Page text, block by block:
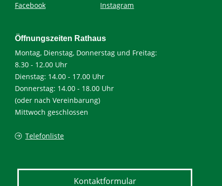
Facebook
Instagram
Öffnungszeiten Rathaus
Montag, Dienstag, Donnerstag und Freitag:
8.30 - 12.00 Uhr
Dienstag: 14.00 - 17.00 Uhr
Donnerstag: 14.00 - 18.00 Uhr
(oder nach Vereinbarung)
Mittwoch geschlossen
Telefonliste
Kontaktformular